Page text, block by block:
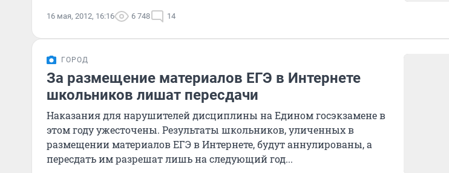
16 мая, 2012, 16:16 6 748 14
ГОРОД
За размещение материалов ЕГЭ в Интернете
школьников лишат пересдачи
Наказания для нарушителей дисциплины на Едином госэкзамене в
этом году ужесточены. Результаты школьников, уличенных в
размещении материалов ЕГЭ в Интернете, будут аннулированы, а
пересдать им разрешат лишь на следующий год...